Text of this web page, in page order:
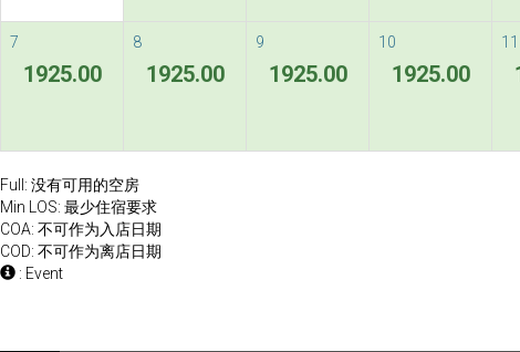
7
1925.00
8
1925.00
9
1925.00
10
1925.00
11
Full: 没有可用的空房
Min LOS: 最少住宿要求
COA: 不可作为入店日期
COD: 不可作为离店日期
: Event